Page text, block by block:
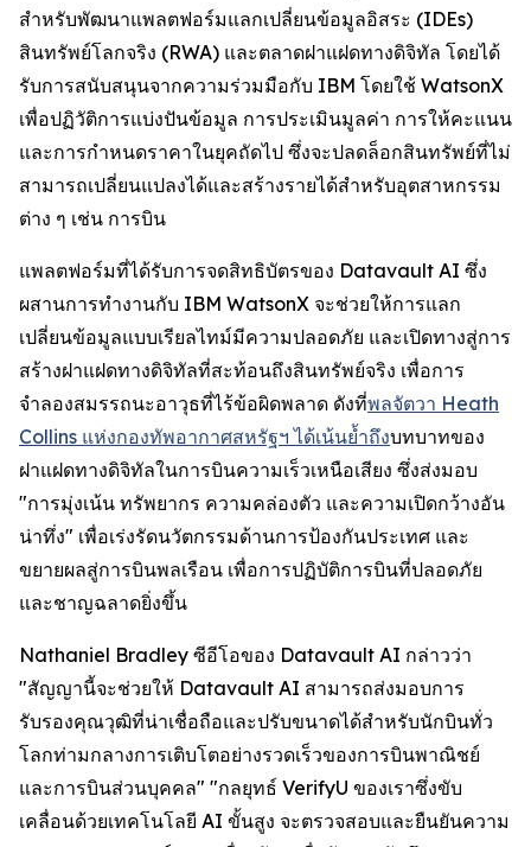
สำหรับพัฒนาแพลตฟอร์มแลกเปลี่ยนข้อมูลอิสระ (IDEs)
สินทรัพย์โลกจริง (RWA) และตลาดฝาแฝดทางดิจิทัล โดยได้
รับการสนับสนุนจากความร่วมมือกับ IBM โดยใช้ WatsonX
เพื่อปฏิวัติการแบ่งปันข้อมูล การประเมินมูลค่า การให้คะแนน
และการกำหนดราคาในยุคถัดไป ซึ่งจะปลดล็อกสินทรัพย์ที่ไม่
สามารถเปลี่ยนแปลงได้และสร้างรายได้สำหรับอุตสาหกรรม
ต่าง ๆ เช่น การบิน
แพลตฟอร์มที่ได้รับการจดสิทธิบัตรของ Datavault AI ซึ่ง
ผสานการทำงานกับ IBM WatsonX จะช่วยให้การแลก
เปลี่ยนข้อมูลแบบเรียลไทม์มีความปลอดภัย และเปิดทางสู่การ
สร้างฝาแฝดทางดิจิทัลที่สะท้อนถึงสินทรัพย์จริง เพื่อการ
จำลองสมรรถนะอาวุธที่ไร้ข้อผิดพลาด ดังที่พลจัตวา Heath
Collins แห่งกองทัพอากาศสหรัฐฯ ได้เน้นย้ำถึงบทบาทของ
ฝาแฝดทางดิจิทัลในการบินความเร็วเหนือเสียง ซึ่งส่งมอบ
"การมุ่งเน้น ทรัพยากร ความคล่องตัว และความเปิดกว้างอัน
น่าทึ่ง" เพื่อเร่งรัดนวัตกรรมด้านการป้องกันประเทศ และ
ขยายผลสู่การบินพลเรือน เพื่อการปฏิบัติการบินที่ปลอดภัย
และชาญฉลาดยิ่งขึ้น
Nathaniel Bradley ซีอีโอของ Datavault AI กล่าวว่า
"สัญญานี้จะช่วยให้ Datavault AI สามารถส่งมอบการ
รับรองคุณวุฒิที่น่าเชื่อถือและปรับขนาดได้สำหรับนักบินทั่ว
โลกท่ามกลางการเติบโตอย่างรวดเร็วของการบินพาณิชย์
และการบินส่วนบุคคล" "กลยุทธ์ VerifyU ของเราซึ่งขับ
เคลื่อนด้วยเทคโนโลยี AI ขั้นสูง จะตรวจสอบและยืนยันความ